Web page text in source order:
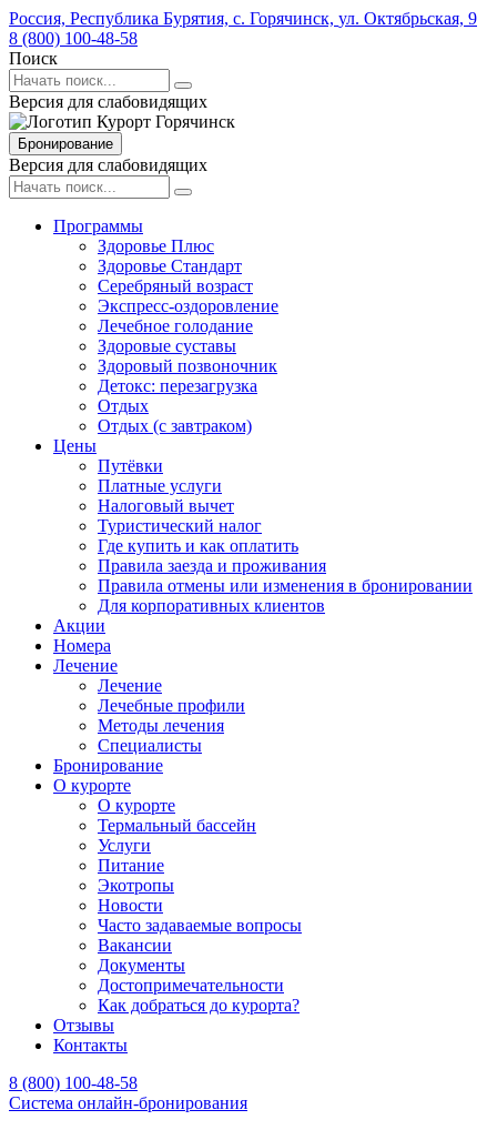
Россия, Республика Бурятия, с. Горячинск, ул. Октябрьская, 9
8 (800) 100-48-58
Поиск
Версия для слабовидящих
Бронирование
Версия для слабовидящих
Программы
Здоровье Плюс
Здоровье Стандарт
Серебряный возраст
Экспресс-оздоровление
Лечебное голодание
Здоровые суставы
Здоровый позвоночник
Детокс: перезагрузка
Отдых
Отдых (с завтраком)
Цены
Путёвки
Платные услуги
Налоговый вычет
Туристический налог
Где купить и как оплатить
Правила заезда и проживания
Правила отмены или изменения в бронировании
Для корпоративных клиентов
Акции
Номера
Лечение
Лечение
Лечебные профили
Методы лечения
Специалисты
Бронирование
О курорте
О курорте
Термальный бассейн
Услуги
Питание
Экотропы
Новости
Часто задаваемые вопросы
Вакансии
Документы
Достопримечательности
Как добраться до курорта?
Отзывы
Контакты
8 (800) 100-48-58
Cистема онлайн-бронирования